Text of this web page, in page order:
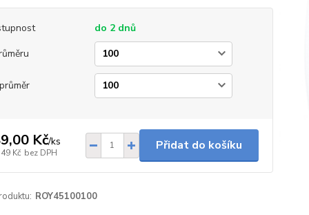
do 2 dnů
Kč/ks
Kč bez DPH
Přidat do košíku
ROY45100100